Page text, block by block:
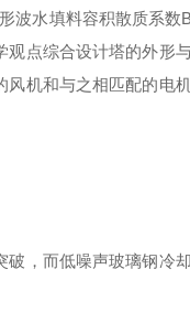
波水填料容积散质系
点综合设计塔的外形
机和与之相匹配的电
，而低噪声玻璃钢冷